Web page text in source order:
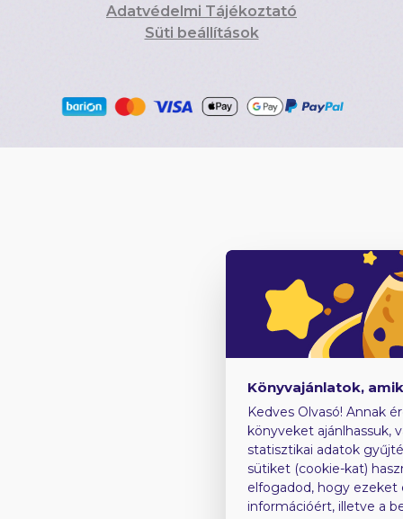
Adatvédelmi Tájékoztató
Süti beállítások
Könyvajánlatok,
Kedves Olvasó! Annak
könyveket ajánlhassuk,
statisztikai adatok
sütiket (cookie-kat)
elfogadod, hogy
információért, illetve a